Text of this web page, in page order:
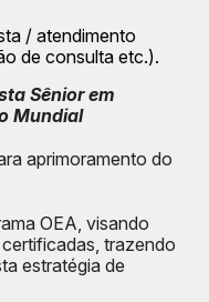
/ atendimento
de consulta etc.).
Sênior em
Mundial
aprimoramento do
OEA, visando
trazendo
estratégia de